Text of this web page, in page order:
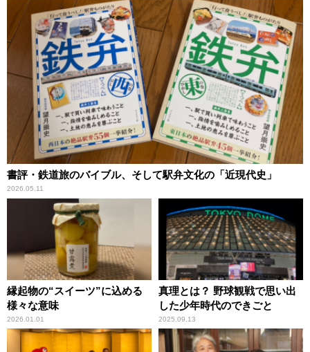
書評・鉄道旅のバイブル、そして駅弁文化の「近現代史」
2026.05.11
縁起物の“スイーツ”に込める
様々な意味
2026.01.01
真理とは？ 野球観戦で思い出
した少年時代のできごと
2025.09.13